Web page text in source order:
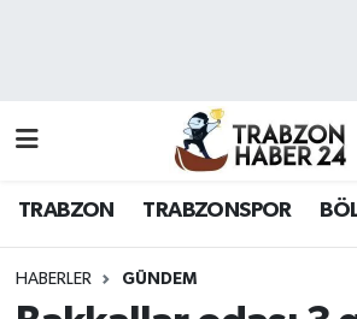
TRABZON TRABZONSPOR
HABERLER GÜNDEM
Hava Durumu
Namaz Vakitleri
Trafik Durumu